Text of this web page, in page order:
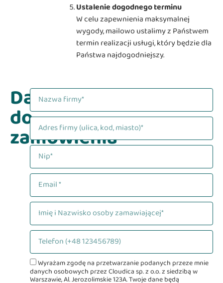
Dane
do
zamówienia
Wyrażam zgodę na przetwarzanie podanych przeze mnie
danych osobowych przez Cloudica sp. z o.o. z siedzibą w
Warszawie, Al. Jerozolimskie 123A. Twoje dane będą
Ustalenie dogodnego terminu
W celu zapewnienia maksymalnej
wygody, mailowo ustalimy z Państwem
termin realizacji usługi, który będzie dla
Państwa najdogodniejszy.